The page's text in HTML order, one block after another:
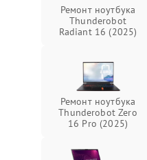
Ремонт ноутбука
Thunderobot
Radiant 16 (2025)
Ремонт ноутбука
Thunderobot Zero
16 Pro (2025)